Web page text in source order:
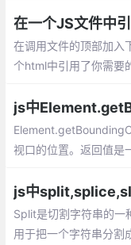
在一个JS文件中
在调用文件的顶部加
个html中引用了你需要
js中
视口的位置。返回值是
相关的CSS 边框集合
Split是切割字符串的一
用于把一个字符串分割